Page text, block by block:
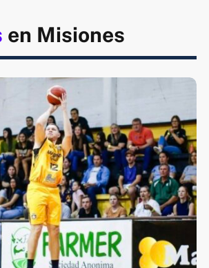
en Misiones